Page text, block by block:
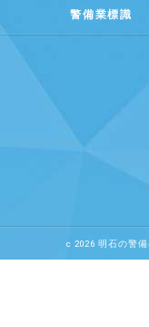
警備業標識
c 2026 明石の警